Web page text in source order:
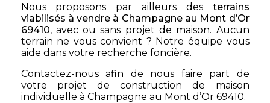
Nous proposons par ailleurs des terrains
viabilisés à vendre à Champagne au Mont d’Or
69410, avec ou sans projet de maison. Aucun
terrain ne vous convient ? Notre équipe vous
aide dans votre recherche foncière.
Contactez-nous afin de nous faire part de
votre projet de construction de maison
individuelle à Champagne au Mont d’Or 69410.